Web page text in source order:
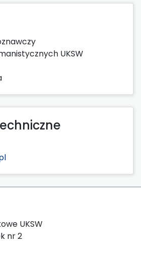
UKSW
UKSW
nr 2